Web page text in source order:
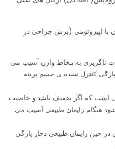
با اپیزوتومی (برش جراحی در
ناگزیری به مخاط واژن آسیب می
پارگی کنترل نشده ی جسم پرینه
است که اگر ضعیف باشد و خاصیت
هنگام زایمان طبیعی آسیب می
در حین زایمان طبیعی دچار پارگی